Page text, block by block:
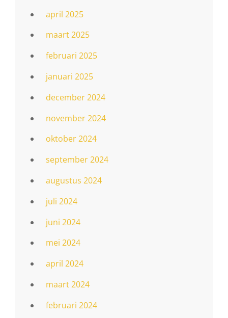
april 2025
maart 2025
februari 2025
januari 2025
december 2024
november 2024
oktober 2024
september 2024
augustus 2024
juli 2024
juni 2024
mei 2024
april 2024
maart 2024
februari 2024